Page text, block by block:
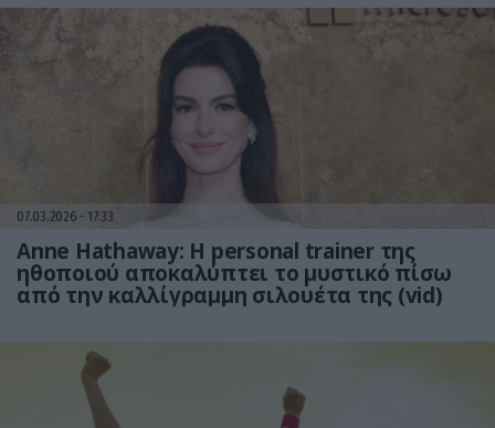
07.03.2026 17:33
Anne Hathaway: Η personal trainer της
ηθοποιού αποκαλύπτει το μυστικό πίσω
από την καλλίγραμμη σιλουέτα της (vid)